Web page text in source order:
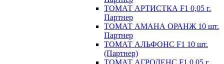
ТОМАТ АРТИСТКА F1 0,05 г.
Партнер
ТОМАТ АМАНА ОРАНЖ 10 шт.
Партнер
ТОМАТ АЛЬФОНС F1 10 шт.
(Партнер)
ТОМАТ АГРОДЕНС F1 0,05 г.